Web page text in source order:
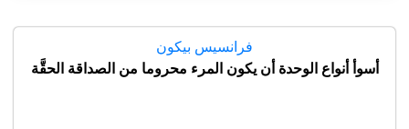
فرانسيس بيكون
أسوأ أنواع الوحدة أن يكون المرء محروما من الصداقة الحقَّة